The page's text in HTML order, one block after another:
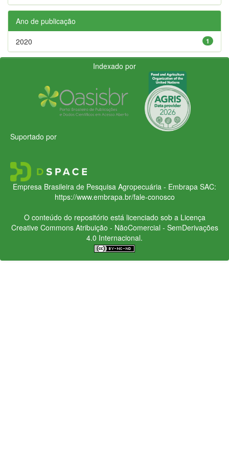
Ano de publicação
1
2020
Indexado por
Suportado por
Empresa Brasileira de Pesquisa Agropecuária - Embrapa SAC:
https://www.embrapa.br/fale-conosco
O conteúdo do repositório está licenciado sob a Licença
Creative CommonsAtribuição - NãoComercial - SemDerivações
4.0 Internacional.